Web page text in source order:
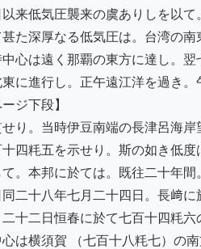
来低気圧襲来の虞ありしを以て
た深厚なる低気圧は。台湾の
心は遠く那覇の東方に達し。翌
に進行し。正午遠江洋を過き。
ージ下段】
せり。当時伊豆南端の長津呂海
十四粍五を示せり。斯の如き低度
て。本邦に於ては。既往二十年間
二十八年七月二十四日。長﨑に
十二日恒春に於て七百十四粍六
心は横須賀 （七百十八粍七）の